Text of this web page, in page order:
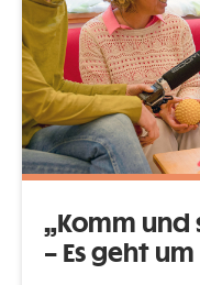
„Komm und
– Es geht